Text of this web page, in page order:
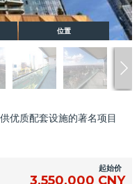
位置
优质配套设施的著名项目
起始价
3,550,000 CNY